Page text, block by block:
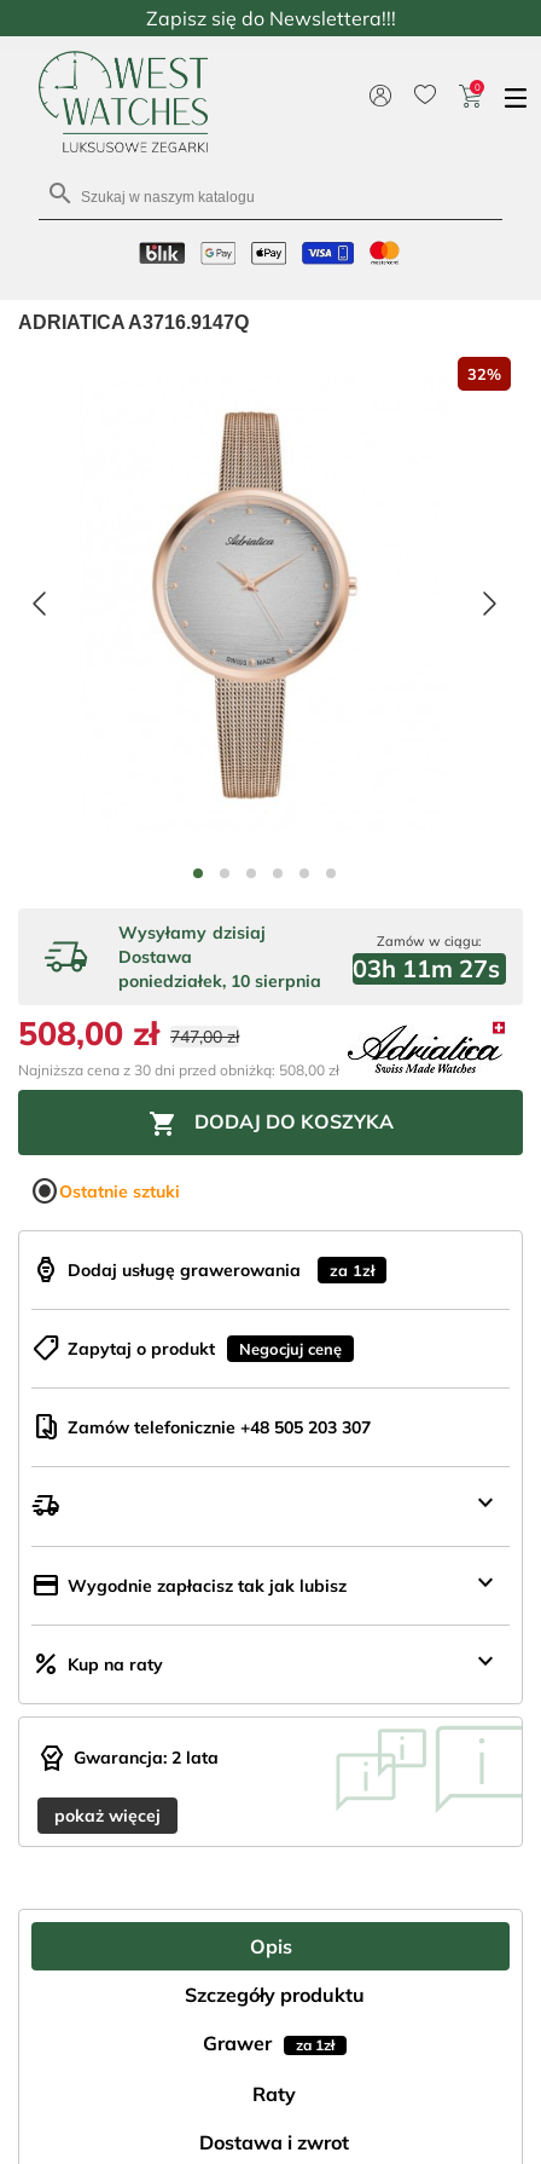

0
Zapisz się do Newslettera!!!
ADRIATICA A3716.9147Q
32%
Wysyłamy dzisiaj
Dostawa
poniedziałek, 10 sierpnia
Zamów w ciągu:
03h 11m 26s
508,00 zł 747,00 zł
Najniższa cena z 30 dni przed obniżką: 508,00 zł
 DODAJ DO KOSZYKA
radio_button_checkedOstatnie sztuki
aod_watch Dodaj usługę grawerowania za 1zł
shoppingmode Zapytaj o produkt Negocjuj cenę
mobile_hand Zamów telefonicznie +48 505 203 307
delivery_truck_speed keyboard_arrow_down
credit_card Wygodnie zapłacisz tak jak lubisz keyboard_arrow_down
percent Kup na raty keyboard_arrow_down
editor_choice Gwarancja: 2 lata
pokaż więcej
Opis
Szczegóły produktu
Grawer
za 1zł
Raty
Dostawa i zwrot